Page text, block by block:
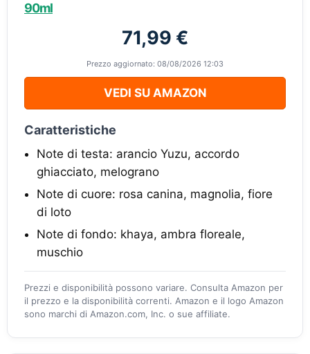
90ml
71,99 €
Prezzo aggiornato: 08/08/2026 12:03
VEDI SU AMAZON
Caratteristiche
Note di testa: arancio Yuzu, accordo
ghiacciato, melograno
Note di cuore: rosa canina, magnolia, fiore
di loto
Note di fondo: khaya, ambra floreale,
muschio
Prezzi e disponibilità possono variare. Consulta Amazon per
il prezzo e la disponibilità correnti. Amazon e il logo Amazon
sono marchi di Amazon.com, Inc. o sue affiliate.